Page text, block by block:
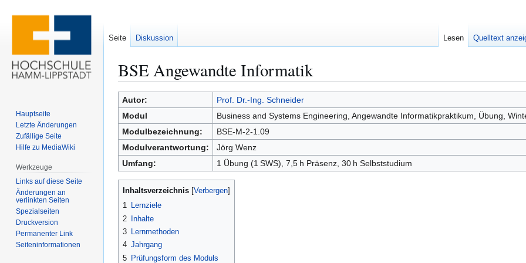
BSE Angewandte Informatik
Zur
Navigation
springen
Zur
Suche
springen
Autor:
Prof. Dr.-Ing. Schneider
Modul
Business and Systems Engineering, Angewandte Informatikpraktikum, Übung,
Modulbezeichnung:
BSE-M-2-1.09
Modulverantwortung:
Jörg Wenz
Umfang:
1 Übung (1 SWS), 7,5 h Präsenz, 30 h Selbststudium
Inhaltsverzeichnis
1 Lernziele
2
Inhalte
3 Lernmethoden
4 Jahrgang
5 Prüfungsform des Moduls
Seite Diskussion Lesen Quelltext
Hauptseite
Letzte Änderungen
Zufällige Seite
Hilfe zu MediaWiki
Werkzeuge
Links auf diese Seite
Änderungen an
verlinkten Seiten
Spezialseiten
Druckversion
Permanenter Link
Seiten­­informationen